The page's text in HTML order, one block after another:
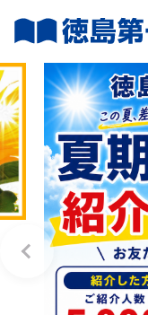
ン
ツ
へ
ス
キ
ッ
プ
ー
シ
ョ
ン
に
移
動